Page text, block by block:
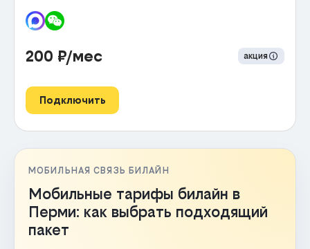
200 ₽/мес акция
Подключить
МОБИЛЬНАЯ СВЯЗЬ БИЛАЙН
Мобильные тарифы билайн в
Перми: как выбрать подходящий
пакет